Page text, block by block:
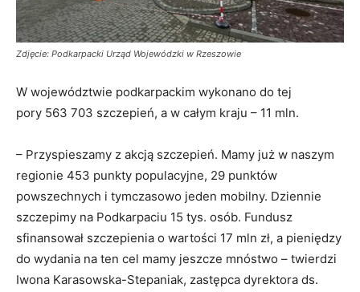
Zdjęcie: Podkarpacki Urząd Wojewódzki w Rzeszowie
W województwie podkarpackim wykonano do tej
pory 563 703 szczepień, a w całym kraju – 11 mln.
– Przyspieszamy z akcją szczepień. Mamy już w naszym
regionie 453 punkty populacyjne, 29 punktów
powszechnych i tymczasowo jeden mobilny. Dziennie
szczepimy na Podkarpaciu 15 tys. osób. Fundusz
sfinansował szczepienia o wartości 17 mln zł, a pieniędzy
do wydania na ten cel mamy jeszcze mnóstwo – twierdzi
Iwona Karasowska-Stepaniak, zastępca dyrektora ds.